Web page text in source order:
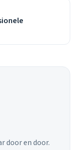
door en door.